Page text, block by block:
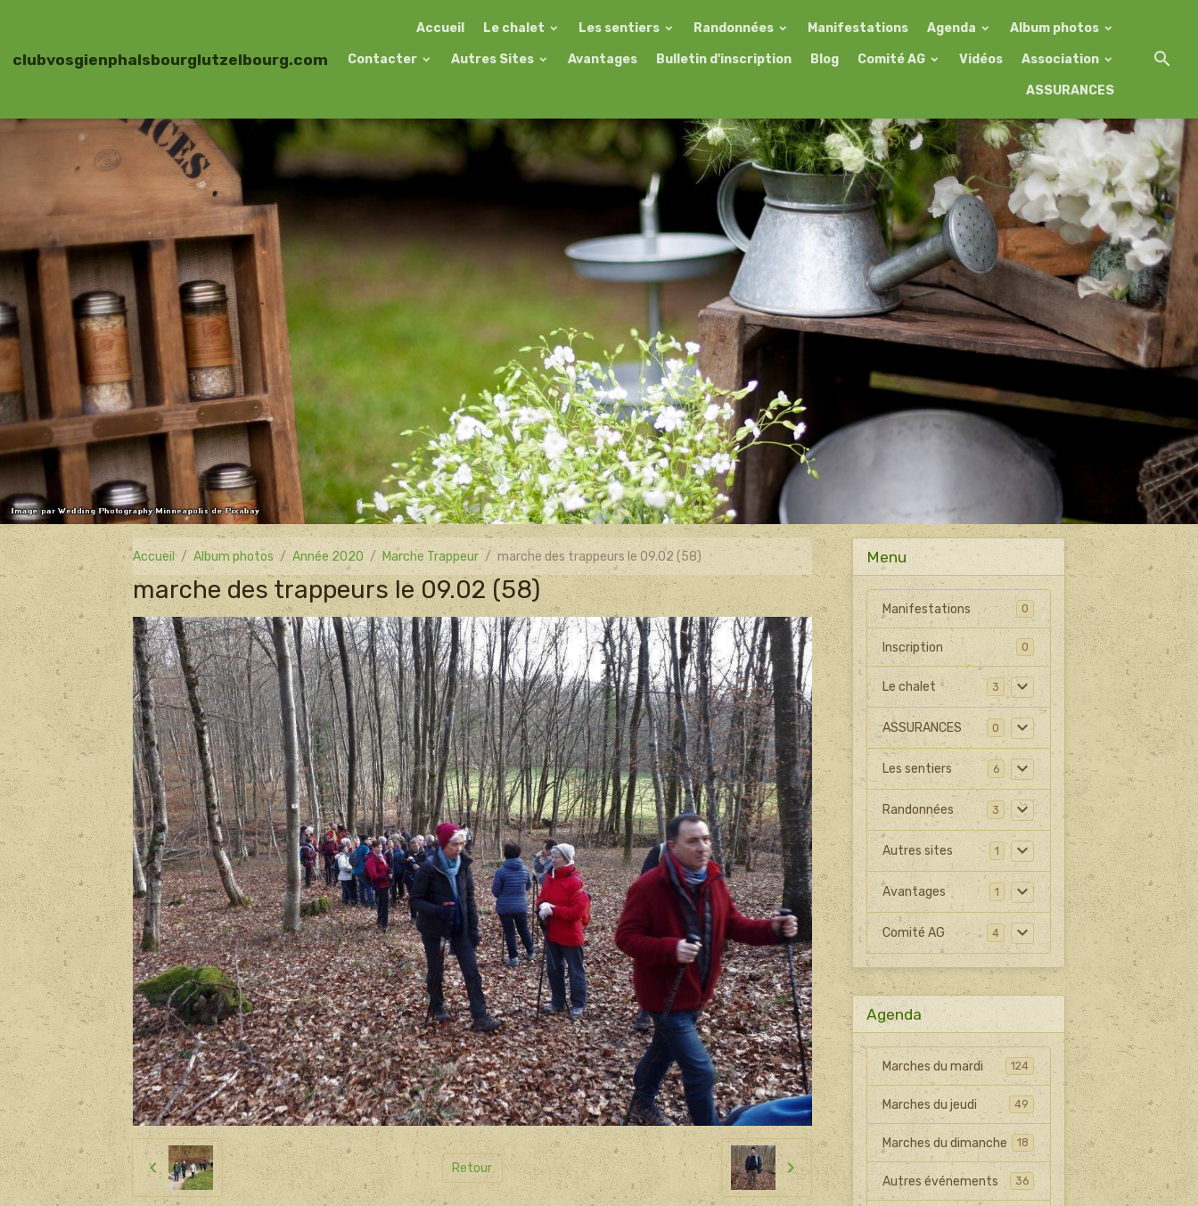
clubvosgienphalsbourglutzelbourg.com
Accueil Le chalet Les sentiers Randonnées Manifestations Agenda Album photos
Contacter Autres Sites Avantages Bulletin d'inscription Blog Comité AG Vidéos Association
ASSURANCES
Accueil Album photos Année 2020 Marche Trappeur marche des trappeurs le 09.02 (58)
marche des trappeurs le 09.02 (58)
Retour
Menu
Manifestations 0
Inscription 0
Le chalet 3
ASSURANCES 0
Les sentiers 6
Randonnées 3
Autres sites 1
Avantages 1
Comité AG 4
Agenda
Marches du mardi 124
Marches du jeudi 49
Marches du dimanche 18
Autres événements 36